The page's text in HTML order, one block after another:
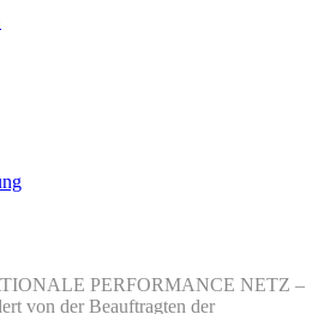
PERFORMANCE NETZ –
von der Beauftragten der